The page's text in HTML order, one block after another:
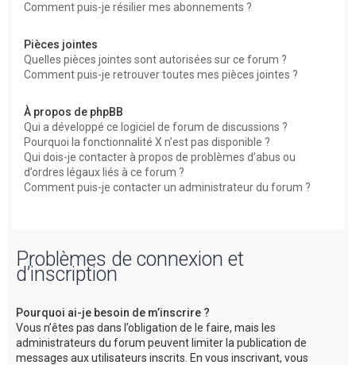
Comment puis-je résilier mes abonnements ?
Pièces jointes
Quelles pièces jointes sont autorisées sur ce forum ?
Comment puis-je retrouver toutes mes pièces jointes ?
À propos de phpBB
Qui a développé ce logiciel de forum de discussions ?
Pourquoi la fonctionnalité X n’est pas disponible ?
Qui dois-je contacter à propos de problèmes d’abus ou
d’ordres légaux liés à ce forum ?
Comment puis-je contacter un administrateur du forum ?
Problèmes de connexion et
d’inscription
Pourquoi ai-je besoin de m’inscrire ?
Vous n’êtes pas dans l’obligation de le faire, mais les
administrateurs du forum peuvent limiter la publication de
messages aux utilisateurs inscrits. En vous inscrivant, vous